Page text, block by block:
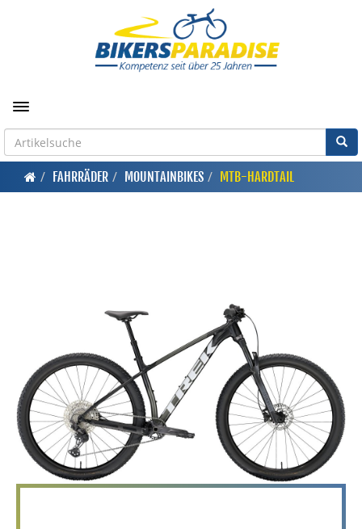
Toggle navigation
FAHRRÄDER MOUNTAINBIKES MTB-HARDTAIL